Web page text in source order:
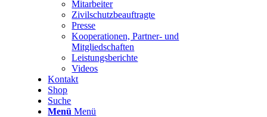
Mitarbeiter
Zivilschutzbeauftragte
Presse
Kooperationen, Partner- und
Mitgliedschaften
Leistungsberichte
Videos
Kontakt
Shop
Suche
Menü Menü